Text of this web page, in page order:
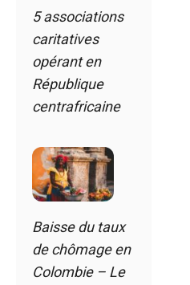
5 associations
caritatives
opérant en
République
centrafricaine
Baisse du taux
de chômage en
Colombie – Le